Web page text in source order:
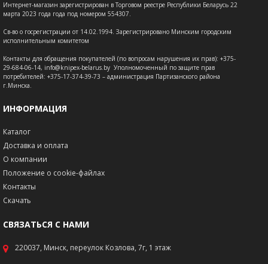
Интернет-магазин зарегистрирован в Торговом реестре Республики Беларусь 22
марта 2023 года года под номером 554307.
Св-во о госрегистрации от 14.02.1994. Зарегистрировано Минским городским
исполнительным комитетом
Контакты для обращения покупателей (по вопросам нарушения их прав): +375-
29-684-06-14, info@knipex-belarus.by Уполномоченный по защите прав
потребителей: +375-17-374-39-73 – администрация Партизанского района
г.Минска.
ИНФОРМАЦИЯ
Каталог
Доставка и оплата
О компании
Положение о cookie-файлах
Контакты
Скачать
СВЯЗАТЬСЯ С НАМИ
220037, Минск, переулок Козлова, 7г, 1 этаж